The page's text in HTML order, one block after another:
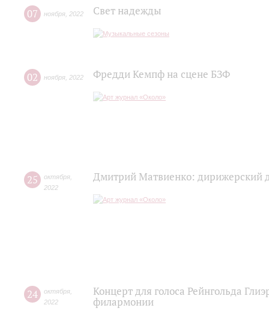
07 ноября 2022 Свет надежды
02 ноября 2022 Фредди Кемпф на сцене БЗФ
25 октября
2022
Дмитрий Матвиенко: дирижерский
24 октября
2022
Концерт для голоса Рейнгольда
филармонии